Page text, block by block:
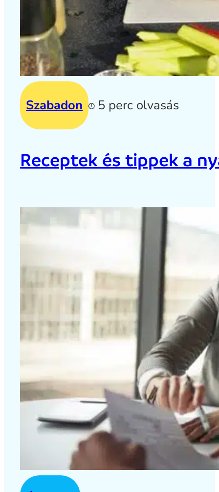
Szabadon 5 perc olvasás
Receptek és tippek a